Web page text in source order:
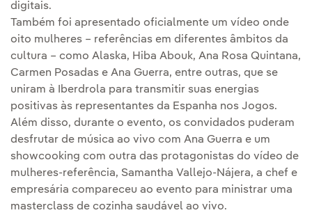
digitais.
Também foi apresentado oficialmente um vídeo onde
oito mulheres – referências em diferentes âmbitos da
cultura – como Alaska, Hiba Abouk, Ana Rosa Quintana,
Carmen Posadas e Ana Guerra, entre outras, que se
uniram à Iberdrola para transmitir suas energias
positivas às representantes da Espanha nos Jogos.
Além disso, durante o evento, os convidados puderam
desfrutar de música ao vivo com Ana Guerra e um
showcooking com outra das protagonistas do vídeo de
mulheres-referência, Samantha Vallejo-Nájera, a chef e
empresária compareceu ao evento para ministrar uma
masterclass de cozinha saudável ao vivo.